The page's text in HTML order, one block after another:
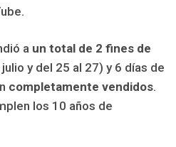
a un total de 2 fines de
y del 25 al 27) y 6 días de
completamente vendidos.
los 10 años de